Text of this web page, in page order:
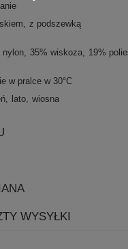
z podszewką
nylon 35% wiskoza 19%
w pralce w 30°C
lato wiosna
WYSYŁKI